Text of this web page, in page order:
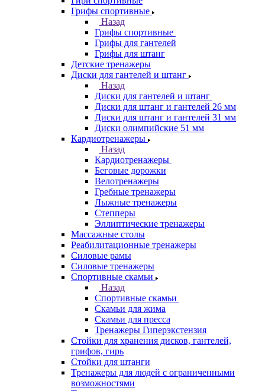
Грифы спортивные
Назад
Грифы спортивные
Грифы для гантелей
Грифы для штанг
Детские тренажеры
Диски для гантелей и штанг
Назад
Диски для гантелей и штанг
Диски для штанг и гантелей 26 мм
Диски для штанг и гантелей 31 мм
Диски олимпийские 51 мм
Кардиотренажеры
Назад
Кардиотренажеры
Беговые дорожки
Велотренажеры
Гребные тренажеры
Лыжные тренажеры
Степперы
Эллиптические тренажеры
Массажные столы
Реабилитационные тренажеры
Силовые рамы
Силовые тренажеры
Спортивные скамьи
Назад
Спортивные скамьи
Скамьи для жима
Скамьи для пресса
Тренажеры Гиперэкстензия
Стойки для хранения дисков, гантелей,
грифов, гирь
Стойки для штанги
Тренажеры для людей с ограниченными
возможностями